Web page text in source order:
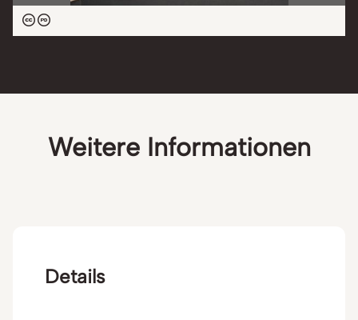
Weitere Informationen
Details